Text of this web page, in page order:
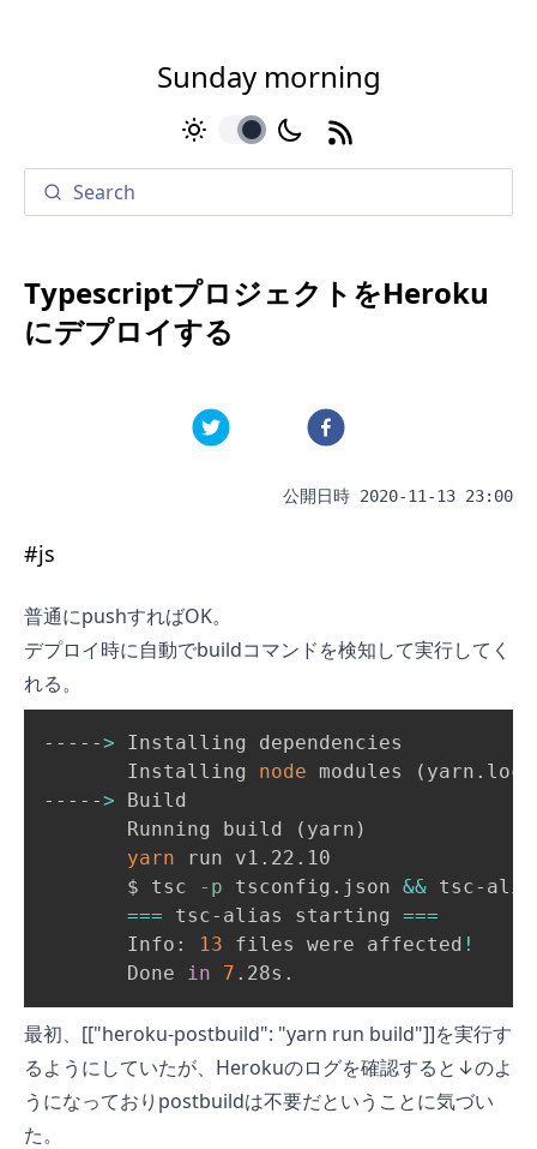
Sunday morning
toggle
TypescriptプロジェクトをHeroku
にデプロイする
公開日時 2020-11-13 23:00
#js
普通にpushすればOK。
デプロイ時に自動でbuildコマンドを検知して実行してく
れる。
-----> Installing dependencies
       Installing
node modules ( yarn.lock
-----> Build
       Running build
( yarn )
yarn run v1.22.10
       $ tsc
-p tsconfig.json && tsc-
=== tsc-alias starting ===
       Info:
13 files were affected !
       Done
in 7 .28s.
最初、[["heroku-postbuild": "yarn run build"]]を実行す
るようにしていたが、Herokuのログを確認すると↓のよ
うになっておりpostbuildは不要だということに気づい
た。